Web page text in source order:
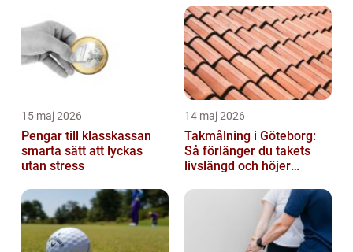
15 maj 2026
Pengar till klasskassan
smarta sätt att lyckas
utan stress
14 maj 2026
Takmålning i Göteborg:
Så förlänger du takets
livslängd och höjer